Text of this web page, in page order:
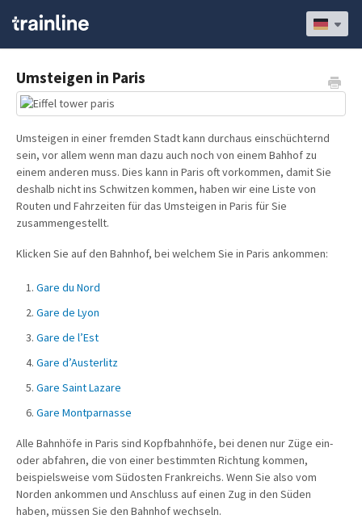
Umsteigen in Paris
Umsteigen in einer fremden Stadt kann durchaus einschüchternd
sein, vor allem wenn man dazu auch noch von einem Bahhof zu
einem anderen muss. Dies kann in Paris oft vorkommen, damit Sie
deshalb nicht ins Schwitzen kommen, haben wir eine Liste von
Routen und Fahrzeiten für das Umsteigen in Paris für Sie
zusammengestellt.
Klicken Sie auf den Bahnhof, bei welchem Sie in Paris ankommen:
Gare du Nord
Gare de Lyon
Gare de l’Est
Gare d’Austerlitz
Gare Saint Lazare
Gare Montparnasse
Alle Bahnhöfe in Paris sind Kopfbahnhöfe, bei denen nur Züge ein-
oder abfahren, die von einer bestimmten Richtung kommen,
beispielsweise vom Südosten Frankreichs. Wenn Sie also vom
Norden ankommen und Anschluss auf einen Zug in den Süden
haben, müssen Sie den Bahnhof wechseln.